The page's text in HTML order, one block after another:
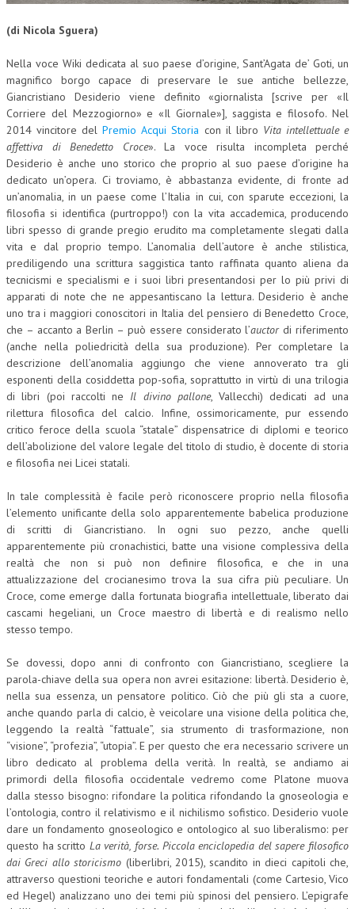
DIVENTA SOCIO
BROCHURE CE.S.E.D.
LA RIVISTA
LA RIVISTA
COMITATO SCIENTIFICO
COMITATO EDITORIALE
REDAZIONE
PEER REVIEW
CODICE ETICO
COLLABORA CON NOI
ECONOMIA
CORPORATE SOCIAL RESPONSIBILITY
INTERNAZIONALIZZAZIONE
HUMAN RESOURCES
RISORSE UMANE
TREASURY IN FINANCIAL SERVICES
SVILUPPO SOSTENIBILE
PERSONA E CITTÀ
L’UMANISTA
DIRITTO
DIRITTO PENALE D’IMPRESA
DIRITTO DEL LAVORO
DIRITTO DEL WEB
DIRITTO DELLE IMPRESE IN CRISI
(di Nicola Sguera)
Nella voce Wiki dedicata al suo paese d’origine, Sant’Agata de’ Goti, un
magnifico borgo capace di preservare le sue antiche bellezze,
Giancristiano Desiderio viene definito «giornalista [scrive per «Il
Corriere del Mezzogiorno» e «Il Giornale»], saggista e filosofo. Nel
2014 vincitore delPremio Acqui Storia con il libro Vita intellettuale e
affettiva di Benedetto Croce». La voce risulta incompleta perché
Desiderio è anche uno storico che proprio al suo paese d’origine ha
dedicato un’opera. Ci troviamo, è abbastanza evidente, di fronte ad
un’anomalia, in un paese come l’Italia in cui, con sparute eccezioni, la
filosofia si identifica (purtroppo!) con la vita accademica, producendo
libri spesso di grande pregio erudito ma completamente slegati dalla
vita e dal proprio tempo. L’anomalia dell’autore è anche stilistica,
prediligendo una scrittura saggistica tanto raffinata quanto aliena da
tecnicismi e specialismi e i suoi libri presentandosi per lo più privi di
apparati di note che ne appesantiscano la lettura. Desiderio è anche
uno tra i maggiori conoscitori in Italia del pensiero di Benedetto Croce,
che – accanto a Berlin – può essere considerato l’auctordi riferimento
(anche nella poliedricità della sua produzione). Per completare la
descrizione dell’anomalia aggiungo che viene annoverato tra gli
esponenti della cosiddetta pop-sofia, soprattutto in virtù di una trilogia
di libri (poi raccolti ne Il divino pallone, Vallecchi) dedicati ad una
rilettura filosofica del calcio. Infine, ossimoricamente, pur essendo
critico feroce della scuola “statale” dispensatrice di diplomi e teorico
dell’abolizione del valore legale del titolo di studio, è docente di storia
e filosofia nei Licei statali.
In tale complessità è facile però riconoscere proprio nella filosofia
l’elemento unificante della solo apparentemente babelica produzione
di scritti di Giancristiano. In ogni suo pezzo, anche quelli
apparentemente più cronachistici, batte una visione complessiva della
realtà che non si può non definire filosofica, e che in una
attualizzazione del crocianesimo trova la sua cifra più peculiare. Un
Croce, come emerge dalla fortunata biografia intellettuale, liberato dai
cascami hegeliani, un Croce maestro di libertà e di realismo nello
stesso tempo.
Se dovessi, dopo anni di confronto con Giancristiano, scegliere la
parola-chiave della sua opera non avrei esitazione: libertà. Desiderio è,
nella sua essenza, un pensatore politico. Ciò che più gli sta a cuore,
anche quando parla di calcio, è veicolare una visione della politica che,
leggendo la realtà “fattuale”, sia strumento di trasformazione, non
“visione”, “profezia”, “utopia”. E per questo che era necessario scrivere un
libro dedicato al problema della verità. In realtà, se andiamo ai
primordi della filosofia occidentale vedremo come Platone muova
dalla stesso bisogno: rifondare la politica rifondando la gnoseologia e
l’ontologia, contro il relativismo e il nichilismo sofistico. Desiderio vuole
dare un fondamento gnoseologico e ontologico al suo liberalismo: per
questo ha scritto La verità, forse. Piccola enciclopedia del sapere filosofico
dai Greci allo storicismo (liberlibri, 2015), scandito in dieci capitoli che,
attraverso questioni teoriche e autori fondamentali (come Cartesio, Vico
ed Hegel) analizzano uno dei temi più spinosi del pensiero. L’epigrafe